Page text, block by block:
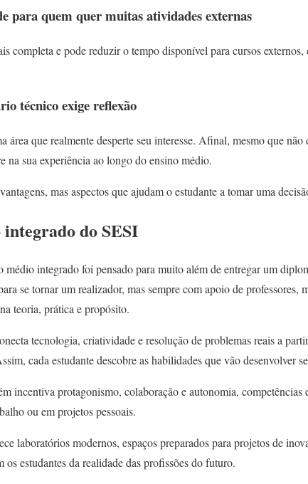
para quem quer muitas atividades externas
completa e pode reduzir o tempo disponível para cursos
técnico exige reflexão
área que realmente desperte seu interesse. Afinal, mesmo que não
na sua experiência ao longo do ensino médio.
mas aspectos que ajudam o estudante a tomar uma
do SESI
médio integrado foi pensado para muito além de entregar um
se tornar um realizador, mas sempre com apoio de professores,
teoria, prática e propósito.
tecnologia, criatividade e resolução de problemas reais a
cada estudante descobre as habilidades que vão desenvolver
incentiva protagonismo, colaboração e autonomia, competências
ou em projetos pessoais.
laboratórios modernos, espaços preparados para projetos de
os estudantes da realidade das profissões do futuro.